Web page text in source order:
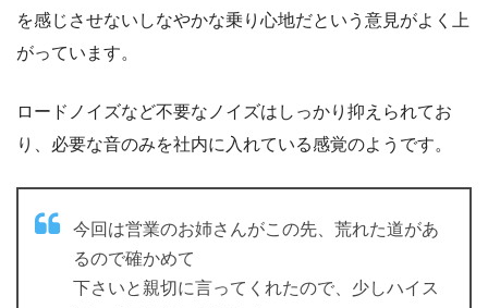
を感じさせないしなやかな乗り心地だという意見がよく上
がっています。
ロードノイズなど不要なノイズはしっかり抑えられてお
り、必要な音のみを社内に入れている感覚のようです。
今回は営業のお姉さんがこの先、荒れた道があ
るので確かめて
下さいと親切に言ってくれたので、少しハイス